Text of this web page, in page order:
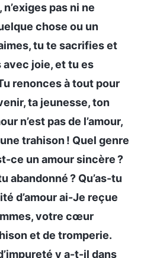
pas ni ne
chose ou un
tu te sacrifies et
joie, et tu es
renonces à tout pour
ta jeunesse, ton
n’est pas de l’amour,
trahison ! Quel genre
ce un amour sincère ?
abandonné ? Qu’as-tu
d’amour ai-Je reçue
votre cœur
et de tromperie.
y a-t-il dans